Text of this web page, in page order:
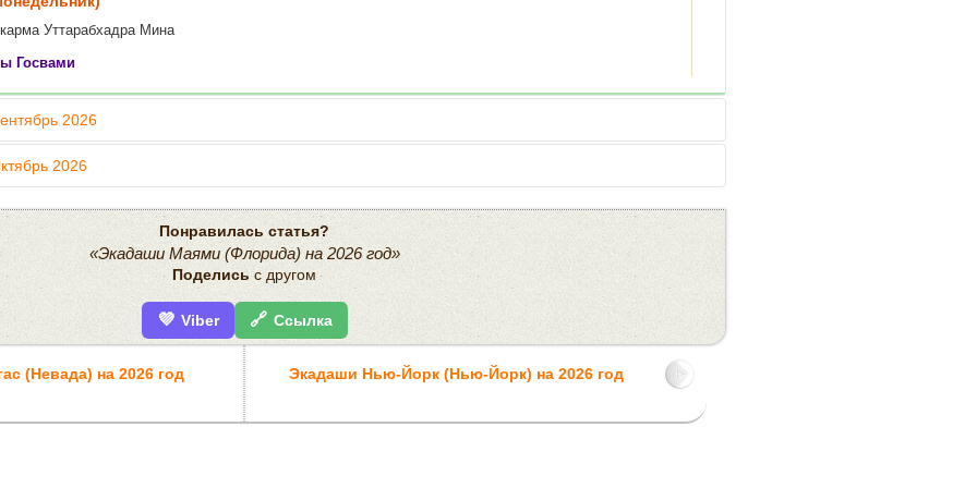
Уттарабхадра Мина
Госвами
в 5:12 (DST)
Ревати Мина
в 5:12 (DST)
2026
Ашвини Меша
в 5:25 (DST)
2026
Рохини Вришабха
в 5:37 (DST)
Понравилась статья?
«Экадаши Маями (Флорида) на 2026 год»
Поделись с другом
💜 Viber 🔗 Ссылка
(Невада) на 2026 год Экадаши Нью-Йорк (Нью-Йорк) на 2026 год